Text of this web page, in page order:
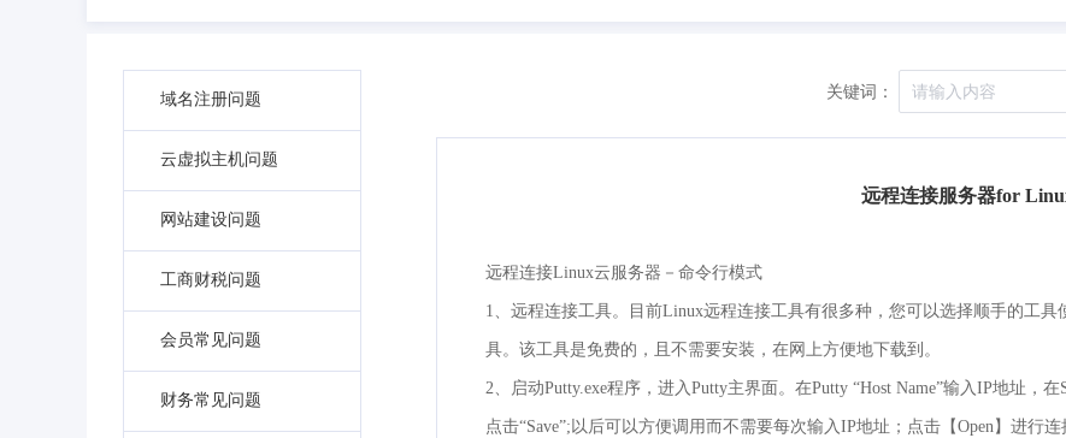
域名注册问题
云虚拟主机问题
网站建设问题
工商财税问题
会员常见问题
财务常见问题
关键词：
远程连接服务器for
远程连接Linux云服务器－命令行模式
1、远程连接工具。目前Linux远程连接工具有很多种，您可以选择顺手的工
具。该工具是免费的，且不需要安装，在网上方便地下载到。
2、启动Putty.exe程序，进入Putty主界面。在Putty “Host Name”输入IP地址，
点击“Save”;以后可以方便调用而不需要每次输入IP地址；点击【Open】进行连